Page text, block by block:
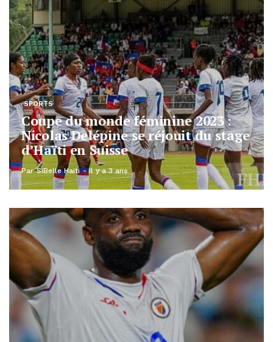
SPORTS
Coupe du monde féminine 2023 :
Nicolas Delépine se réjouit du stage
d’Haïti en Suisse
Par SiBelle Haiti Il y a 3 ans